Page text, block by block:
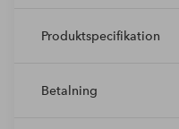
Produktspecifikation
Betalning